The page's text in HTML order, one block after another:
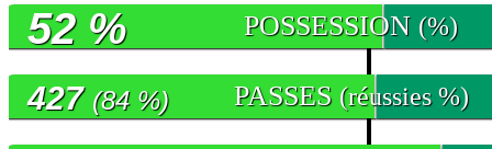
POSSESSION (%)
52 %
PASSES (réussies %)
427 (84 %)